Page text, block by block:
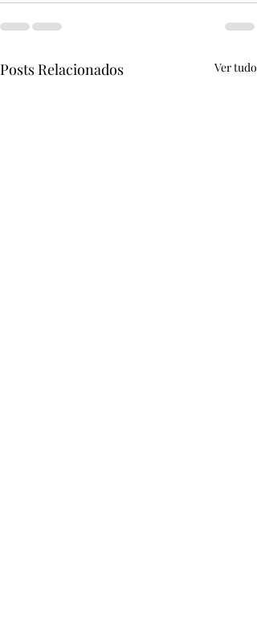
Posts Relacionados Ver tudo